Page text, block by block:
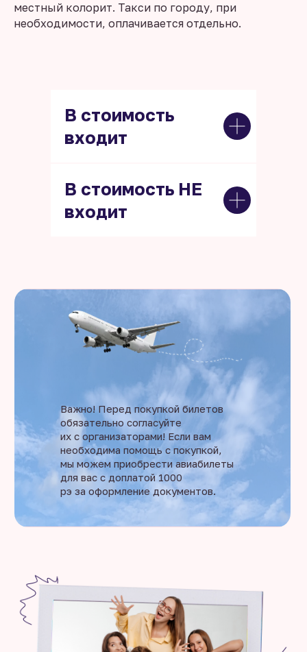
местный колорит. Такси по городу, при
необходимости, оплачивается отдельно.
В стоимость
входит
В стоимость НЕ
входит
Важно! Перед покупкой билетов
обязательно согласуйте
их с организаторами! Если вам
необходима помощь с покупкой,
мы можем приобрести авиабилеты
для вас с доплатой 1000
рэ за оформление документов.